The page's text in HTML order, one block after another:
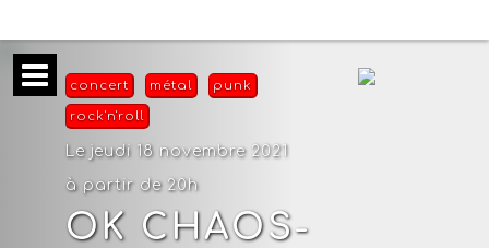
concert métal punk
rock'n'roll
Le jeudi 18 novembre 2021
à partir de 20h
OK CHAOS-